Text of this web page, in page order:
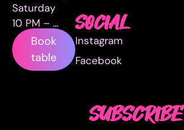
Saturday
10 PM – …
Book
table
SOCIAL
Instagram
Facebook
SUBSCRIBE